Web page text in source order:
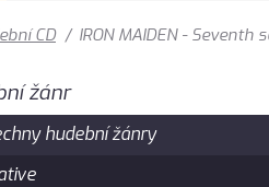
CD / IRON MAIDEN -
žánr
hudební žánry